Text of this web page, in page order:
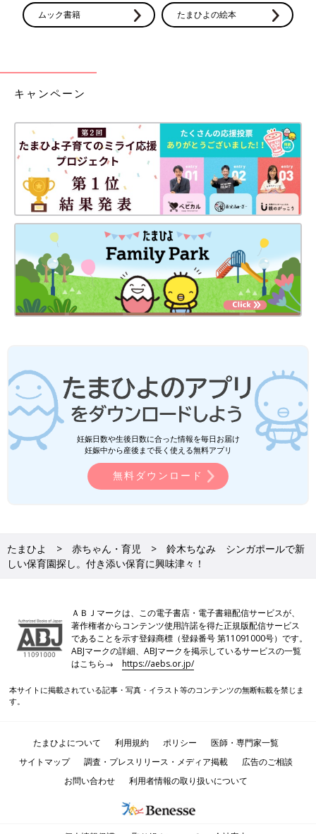
ムック書籍 たまひよの絵本
キャンペーン
妊娠日数や生後日数に合った情報を毎日お届け
妊娠中から産後まで長く使える無料アプリ
無料ダウンロード
たまひよ 赤ちゃん・育児
鈴木ちなみ シンガポールで新
しい保育園探し。付き添い保育に興味津々！
ＡＢＪマークは、この電子書店・電子書籍配信サービスが、
著作権者からコンテンツ使用許諾を得た正規版配信サービス
であることを示す登録商標（登録番号 第11091000号）です。
ABJマークの詳細、ABJマークを掲示しているサービスの一覧
はこちら→https://aebs.or.jp/
本サイトに掲載されている記事・写真・イラスト等のコンテンツの無断転載を禁じま
す。
たまひよについて 利用規約 ポリシー
医師・専門家一覧
サイトマップ
調査・プレスリリース・メディア掲載
広告のご相談
お問い合わせ
利用者情報の取り扱いについて